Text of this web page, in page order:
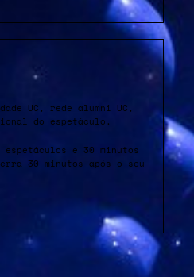
UC, rede alumni UC,
do espetáculo,
e 30 minutos
30 minutos após o seu